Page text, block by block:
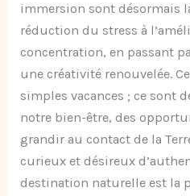
immersion sont désormais
réduction du stress à
concentration, en passant
une créativité renouvelée.
simples vacances ; ce sont
notre bien-être, des
grandir au contact de la
curieux et désireux
destination naturelle est la